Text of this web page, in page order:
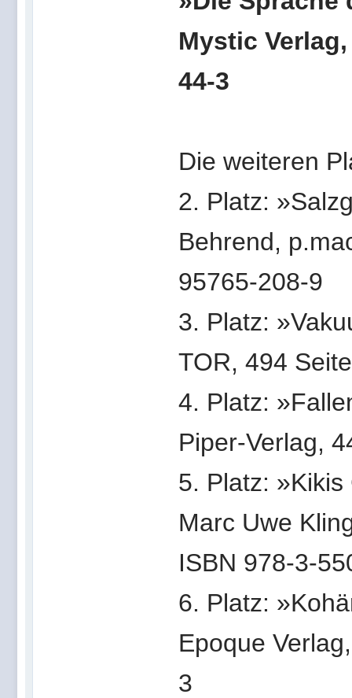
Mystic
44-3
Die weiteren
2. Platz:
Behrend,
95765-208-9
3. Platz:
TOR, 494
4. Platz:
Piper-Verlag,
5. Platz:
Marc Uwe
ISBN 978-3-
6. Platz:
Epoque
3